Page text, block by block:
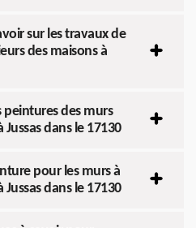
sur les travaux de
des maisons à
des murs
dans le 17130
pour les murs à
dans le 17130